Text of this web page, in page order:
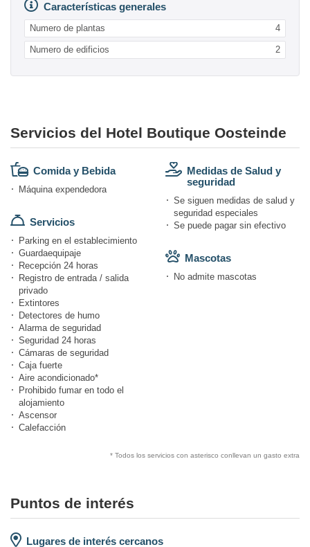
Características generales
Numero de plantas 4
Numero de edificios 2
Servicios del Hotel Boutique Oosteinde
Comida y Bebida
Máquina expendedora
Servicios
Parking en el establecimiento
Guardaequipaje
Recepción 24 horas
Registro de entrada / salida
privado
Extintores
Detectores de humo
Alarma de seguridad
Seguridad 24 horas
Cámaras de seguridad
Caja fuerte
Aire acondicionado*
Prohibido fumar en todo el
alojamiento
Ascensor
Calefacción
Medidas de Salud y
seguridad
Se siguen medidas de salud y
seguridad especiales
Se puede pagar sin efectivo
Mascotas
No admite mascotas
* Todos los servicios con asterisco conllevan un gasto extra
Puntos de interés
Lugares de interés cercanos